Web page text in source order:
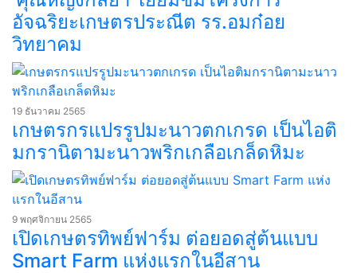
อัจฉริยะเกษตรประณีต รร.อมก๋อย
วิทยาคม
19 ธันวาคม 2565
เกษตรกรแปรรูปมะนาวตกเกรด เป็นไอติ
มกรานิตามะนาวพริกเกลือเกล็ดหิมะ
9 พฤศจิกายน 2565
เปิดเกษตรทิพย์ฟาร์ม ต่อยอดสู่ต้นแบบ
Smart Farm แห่งแรกในอีสาน